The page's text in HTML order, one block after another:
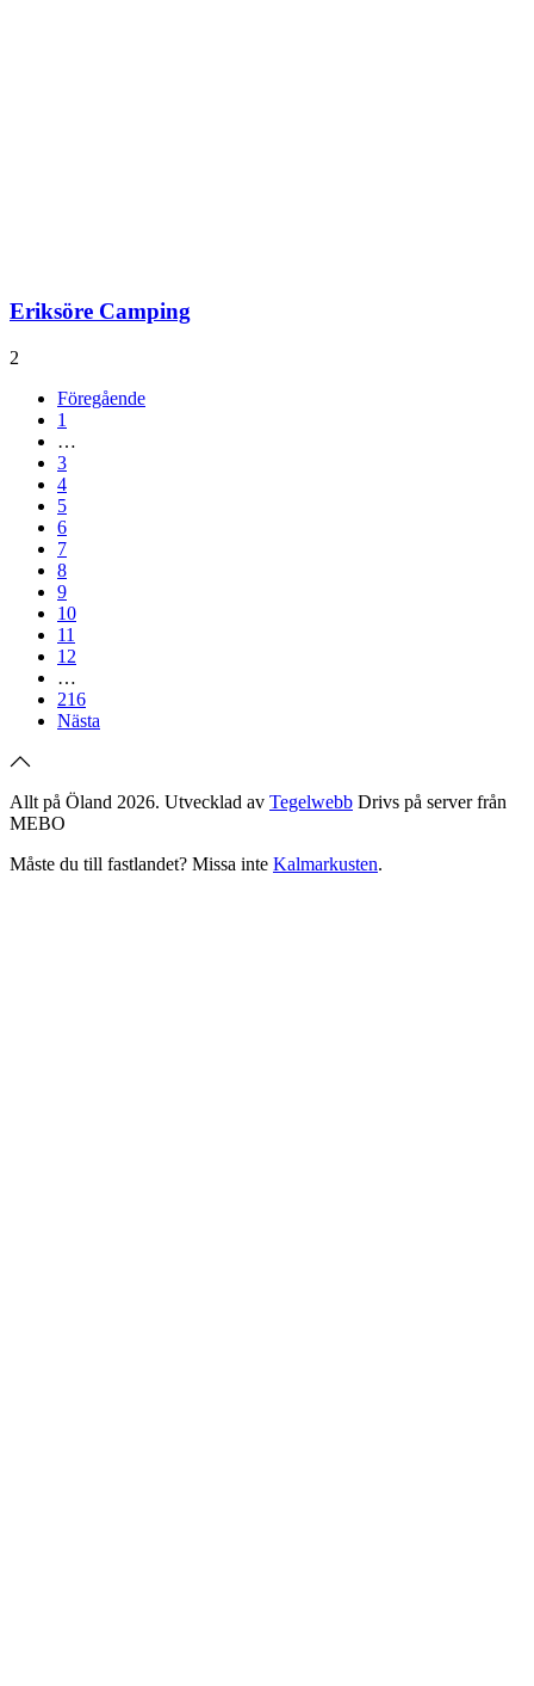
Eriksöre Camping
2
Föregående
1
…
3
4
5
6
7
8
9
10
11
12
…
216
Nästa
Allt på Öland 2026. Utvecklad av Tegelwebb Drivs på server från
MEBO
Måste du till fastlandet? Missa inte Kalmarkusten.